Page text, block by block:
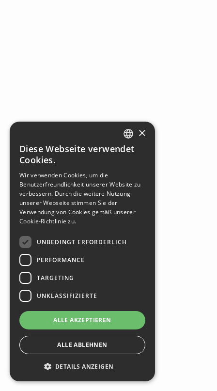
SLOVAK
ENGLISH
HUNGARIAN
×
Diese Webseite verwendet
Cookies.
Wir verwenden Cookies, um die
Benutzerfreundlichkeit unserer Website zu
verbessern. Durch die weitere Nutzung
unserer Webseite stimmen Sie der
Verwendung von Cookies gemäß unserer
Cookie-Richtlinie zu.
UNBEDINGT ERFORDERLICH
PERFORMANCE
TARGETING
UNKLASSIFIZIERTE
ALLE AKZEPTIEREN
ALLE ABLEHNEN
DETAILS ANZEIGEN